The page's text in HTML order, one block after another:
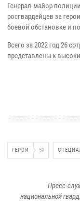
Генерал-майор
росгвардейцев за
боевой обстановке и
Всего за 2022 год 26
представлены к
ГЕРОИ 59
Пресс-
национальной